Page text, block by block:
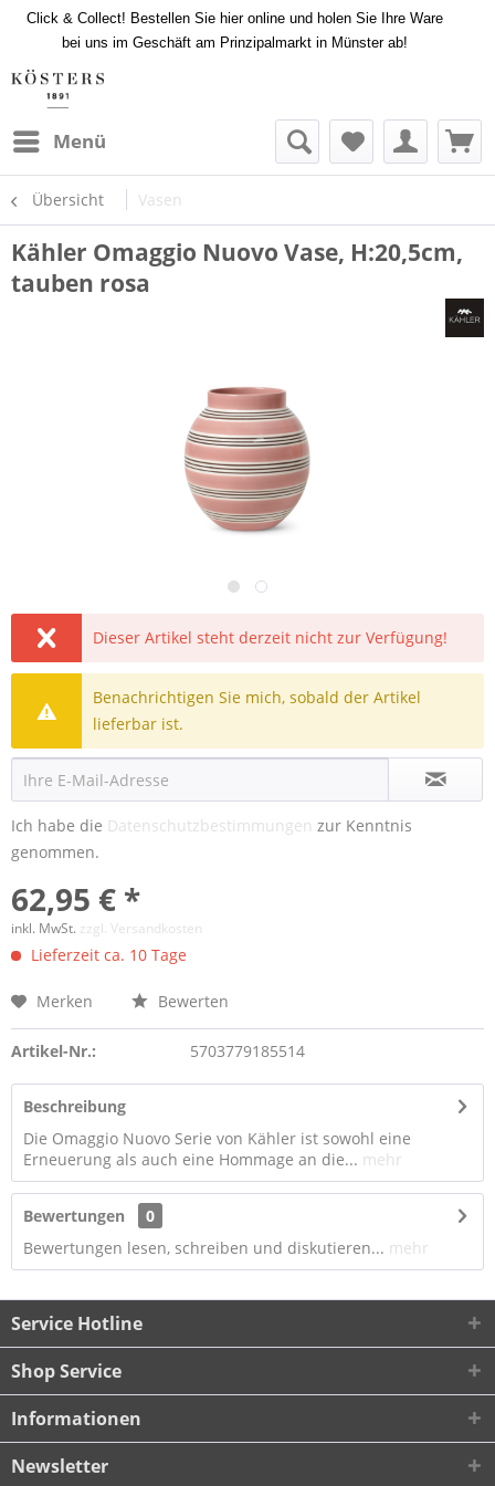
Click & Collect! Bestellen Sie hier online und holen Sie Ihre Ware
bei uns im Geschäft am Prinzipalmarkt in Münster ab!
Menü
Übersicht Vasen
Kähler Omaggio Nuovo Vase, H:20,5cm,
tauben rosa
Dieser Artikel steht derzeit nicht zur Verfügung!
Benachrichtigen Sie mich, sobald der Artikel
lieferbar ist.
Ich habe die Datenschutzbestimmungen zur Kenntnis
genommen.
62,95 € *
inkl. MwSt. zzgl. Versandkosten
Lieferzeit ca. 10 Tage
Merken Bewerten
Artikel-Nr.: 5703779185514
Beschreibung
Die Omaggio Nuovo Serie von Kähler ist sowohl eine
Erneuerung als auch eine Hommage an die... mehr
Bewertungen
0
Bewertungen lesen, schreiben und diskutieren... mehr
Service Hotline
Shop Service
Informationen
Newsletter